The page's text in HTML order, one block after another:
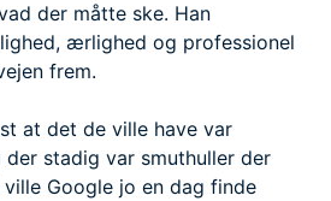
der måtte ske. Han
ærlighed og professionel
frem.
at det de ville have var
stadig var smuthuller der
Google jo en dag finde